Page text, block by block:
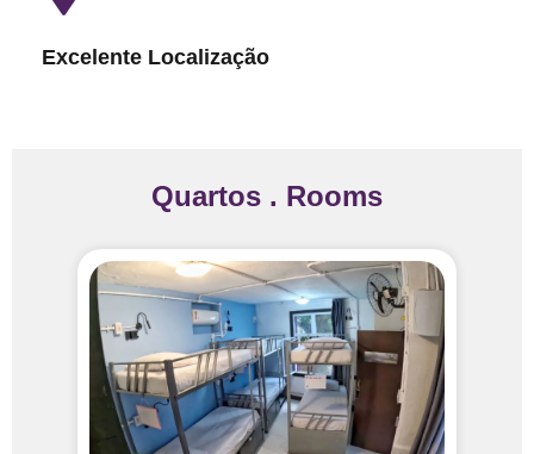
Excelente Localização
Quartos . Rooms